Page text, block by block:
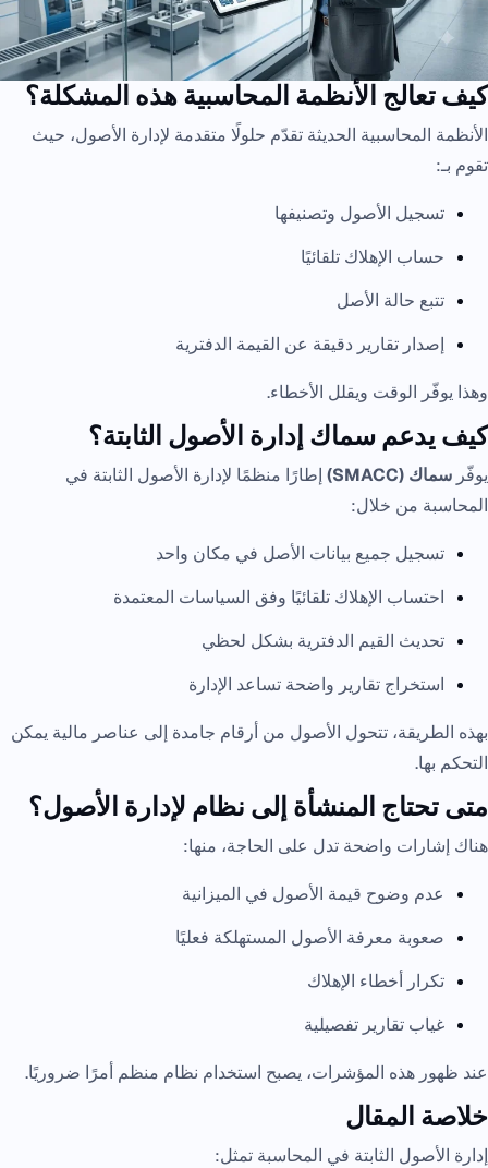
كيف تعالج الأنظمة المحاسبية هذه المشكلة؟
الأنظمة المحاسبية الحديثة تقدّم حلولًا متقدمة لإدارة الأصول، حيث
تقوم بـ:
تسجيل الأصول وتصنيفها
حساب الإهلاك تلقائيًا
تتبع حالة الأصل
إصدار تقارير دقيقة عن القيمة الدفترية
وهذا يوفّر الوقت ويقلل الأخطاء.
كيف يدعم سماك إدارة الأصول الثابتة؟
يوفّر سماك (SMACC)
إطارًا منظمًا لإدارة الأصول الثابتة في
المحاسبة من خلال:
تسجيل جميع بيانات الأصل في مكان واحد
احتساب الإهلاك تلقائيًا وفق السياسات المعتمدة
تحديث القيم الدفترية بشكل لحظي
استخراج تقارير واضحة تساعد الإدارة
بهذه الطريقة، تتحول الأصول من أرقام جامدة إلى عناصر مالية يمكن
التحكم بها.
متى تحتاج المنشأة إلى نظام لإدارة الأصول؟
هناك إشارات واضحة تدل على الحاجة، منها:
عدم وضوح قيمة الأصول في الميزانية
صعوبة معرفة الأصول المستهلكة فعليًا
تكرار أخطاء الإهلاك
غياب تقارير تفصيلية
عند ظهور هذه المؤشرات، يصبح استخدام نظام منظم أمرًا ضروريًا.
خلاصة المقال
إدارة الأصول الثابتة في المحاسبة تمثل: